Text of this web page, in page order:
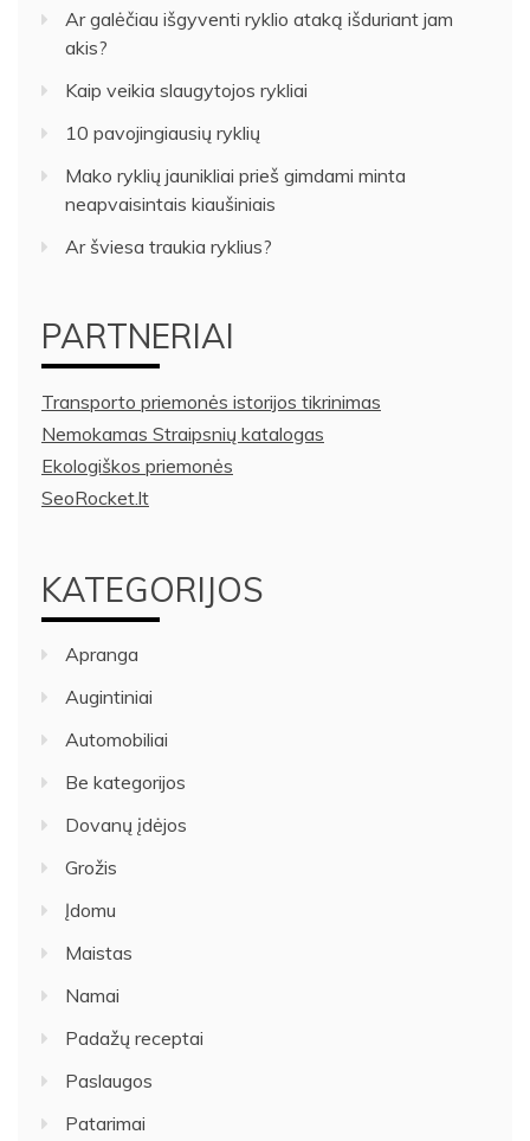
Ar galėčiau išgyventi ryklio ataką išduriant jam
akis?
Kaip veikia slaugytojos rykliai
10 pavojingiausių ryklių
Mako ryklių jaunikliai prieš gimdami minta
neapvaisintais kiaušiniais
Ar šviesa traukia ryklius?
PARTNERIAI
Transporto priemonės istorijos tikrinimas
Nemokamas Straipsnių katalogas
Ekologiškos priemonės
SeoRocket.lt
KATEGORIJOS
Apranga
Augintiniai
Automobiliai
Be kategorijos
Dovanų įdėjos
Grožis
Įdomu
Maistas
Namai
Padažų receptai
Paslaugos
Patarimai